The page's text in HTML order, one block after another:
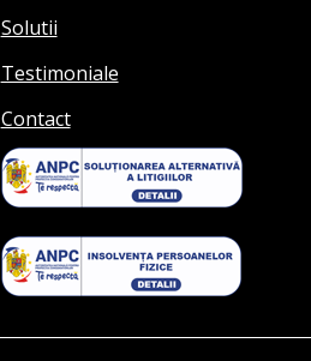
Solutii
Testimoniale
Contact